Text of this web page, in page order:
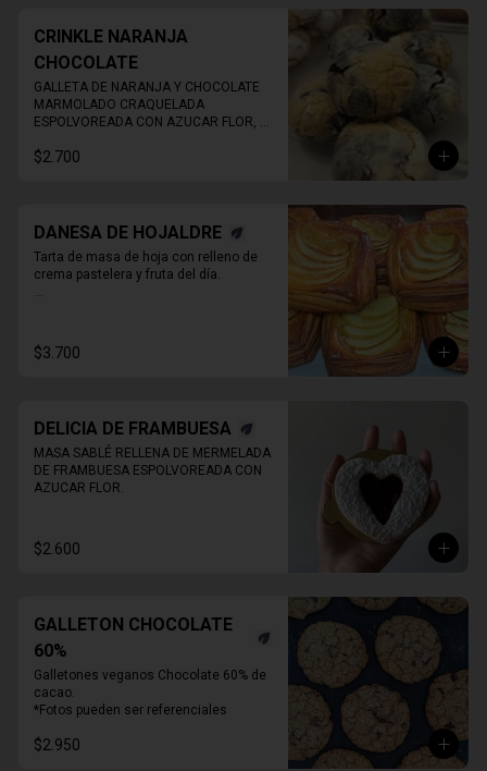
CRINKLE NARANJA
CHOCOLATE
GALLETA DE NARANJA Y CHOCOLATE
MARMOLADO CRAQUELADA
ESPOLVOREADA CON AZUCAR FLOR,
$2.700
DANESA DE HOJALDRE
Tarta de masa de hoja con relleno de
crema pastelera y fruta del día.
despacho*
** FOTO  REFERENCIAL
$3.700
DELICIA DE FRAMBUESA
MASA SABLÉ RELLENA DE MERMELADA
DE FRAMBUESA ESPOLVOREADA CON
AZUCAR FLOR.
$2.600
GALLETON CHOCOLATE
60%
Galletones veganos Chocolate 60% de
cacao.
*Fotos pueden ser referenciales
$2.950